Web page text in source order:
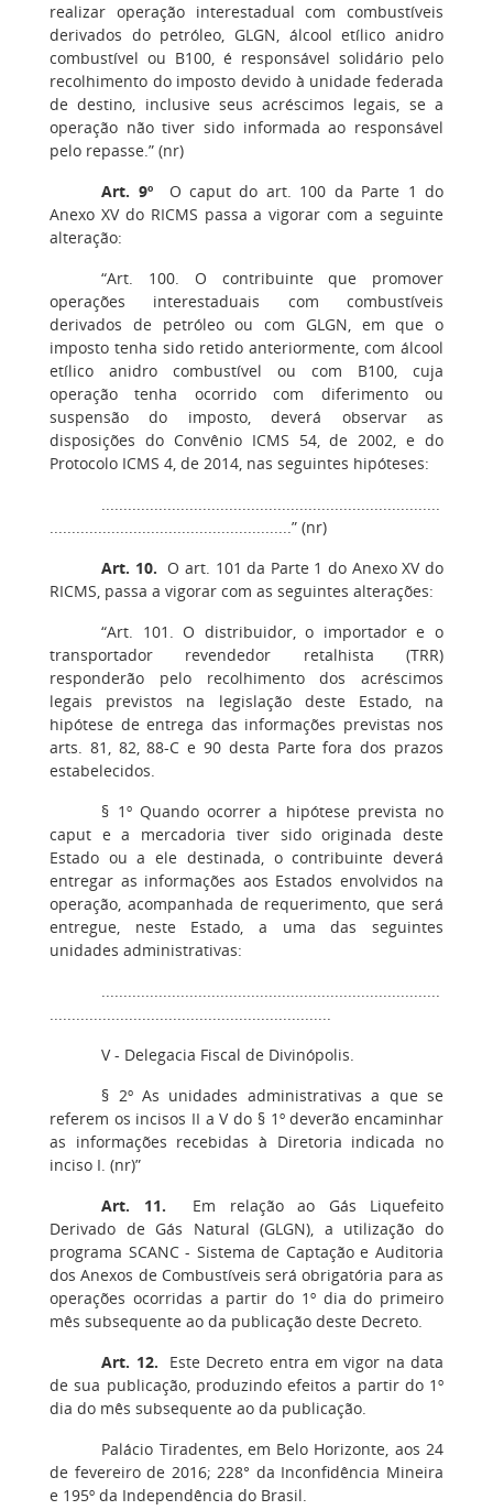
realizar operação interestadual com combustíveis
derivados do petróleo, GLGN, álcool etílico anidro
combustível ou B100, é responsável solidário pelo
recolhimento do imposto devido à unidade federada
de destino, inclusive seus acréscimos legais, se a
operação não tiver sido informada ao responsável
pelo repasse.” (nr)
Art. 9ºO caput do art. 100 da Parte 1 do
Anexo XV do RICMS passa a vigorar com a seguinte
alteração:
“Art. 100. O contribuinte que promover
operações interestaduais com combustíveis
derivados de petróleo ou com GLGN, em que o
imposto tenha sido retido anteriormente, com álcool
etílico anidro combustível ou com B100, cuja
operação tenha ocorrido com diferimento ou
suspensão do imposto, deverá observar as
disposições do Convênio ICMS 54, de 2002, e do
Protocolo ICMS 4, de 2014, nas seguintes hipóteses:
.............................................................................
.......................................................” (nr)
Art. 10. O art. 101 da Parte 1 do Anexo XV do
RICMS, passa a vigorar com as seguintes alterações:
“Art. 101. O distribuidor, o importador e o
transportador revendedor retalhista (TRR)
responderão pelo recolhimento dos acréscimos
legais previstos na legislação deste Estado, na
hipótese de entrega das informações previstas nos
arts. 81, 82, 88-C e 90 desta Parte fora dos prazos
estabelecidos.
§ 1º Quando ocorrer a hipótese prevista no
caput e a mercadoria tiver sido originada deste
Estado ou a ele destinada, o contribuinte deverá
entregar as informações aos Estados envolvidos na
operação, acompanhada de requerimento, que será
entregue, neste Estado, a uma das seguintes
unidades administrativas:
.............................................................................
................................................................
V - Delegacia Fiscal de Divinópolis.
§ 2º As unidades administrativas a que se
referem os incisos II a V do § 1º deverão encaminhar
as informações recebidas à Diretoria indicada no
inciso I. (nr)”
Art. 11. Em relação ao Gás Liquefeito
Derivado de Gás Natural (GLGN), a utilização do
programa SCANC - Sistema de Captação e Auditoria
dos Anexos de Combustíveis será obrigatória para as
operações ocorridas a partir do 1º dia do primeiro
mês subsequente ao da publicação deste Decreto.
Art. 12. Este Decreto entra em vigor na data
de sua publicação, produzindo efeitos a partir do 1º
dia do mês subsequente ao da publicação.
Palácio Tiradentes, em Belo Horizonte, aos 24
de fevereiro de 2016; 228° da Inconfidência Mineira
e 195º da Independência do Brasil.